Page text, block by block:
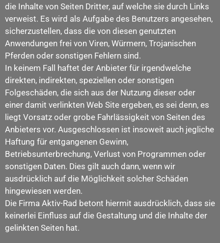
die Inhalte von Seiten Dritter, auf welche sie durch Links
verweist. Es wird als Aufgabe des Benutzers angesehen,
sicherzustellen, dass die von diesen genutzten
Anwendungen frei von Viren, Würmern, Trojanischen
Pferden oder sonstigen Fehlern sind.
In keinem Fall haftet der Anbieter für irgendwelche
direkten, indirekten, speziellen oder sonstigen
Folgeschäden, die sich aus der Nutzung dieser oder
einer damit verlinkten Web Site ergeben, es sei denn, es
liegt Vorsatz oder grobe Fahrlässigkeit von Seiten des
Anbieters vor. Ausgeschlossen ist insoweit auch jegliche
Haftung für entgangenen Gewinn,
Betriebsunterbrechung, Verlust von Programmen oder
sonstigen Daten. Dies gilt auch dann, wenn wir
ausdrücklich auf die Möglichkeit solcher Schäden
hingewiesen werden.
Die Firma Aktiv-Rad betont hiermit ausdrücklich, dass sie
keinerlei Einfluss auf die Gestaltung und die Inhalte der
gelinkten Seiten hat.